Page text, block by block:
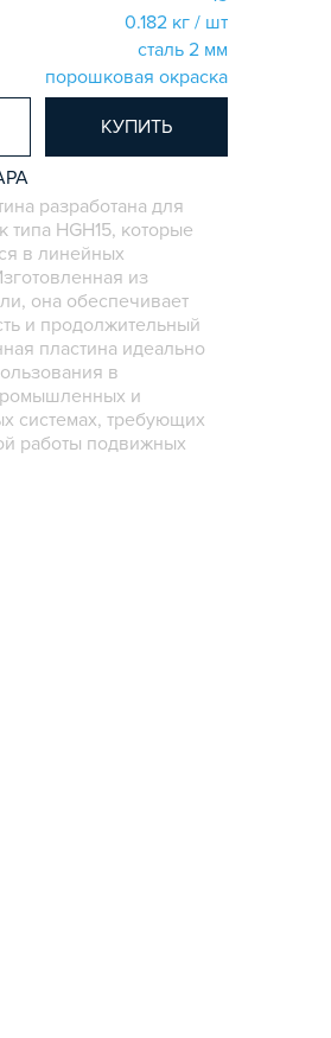
0.182 кг / шт
сталь 2 мм
порошковая окраска
КУПИТЬ
типа HGH15, которые
в линейных
из
она обеспечивает
и продолжительный
пластина идеально
в
и
системах, требующих
работы подвижных